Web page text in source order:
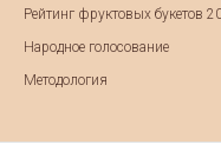
Рейтинг фруктовых букетов
Народное голосование
Методология